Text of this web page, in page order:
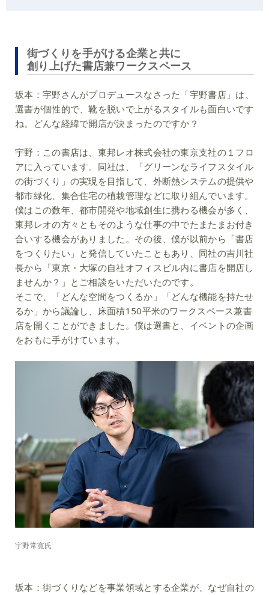
街づくりを手がける企業と共に
創り上げた書店兼ワークスペース
坂本： 宇野さんがプロデュースなさった「宇野書店」は、
選書が個性的で、靴を脱いで上がるスタイルも面白いです
ね。どんな経緯で開店が決まったのですか？
宇野： この書店は、東邦レオ株式会社の東京支社の１フロ
アに入っています。同社は、「グリーンなライフスタイル
の街づくり」の実現を目指して、外断熱システムの提供や
都市緑化、集合住宅の植栽管理などに取り組んでいます。
僕はこの数年、都市開発や地域創生に携わる機会が多く、
東邦レオの方々ともそのような仕事の中でたまたまお付き
合いする機会がありました。その後、僕が以前から「書店
をつくりたい」と発信していたこともあり、同社の吉川社
長から「東京・大塚の自社オフィスビル内に書店を開店し
ませんか？」とご相談をいただいたのです。
そこで、「どんな空間をつくるか」「どんな機能を持たせ
るか」から議論し、床面積150平米のワークスペース兼書
店を開くことができました。僕は選書と、イベントの企画
をおもに手がけています。
宇野常寛氏
坂本： 街づくりなどを事業領域とする企業が、なぜ自社の